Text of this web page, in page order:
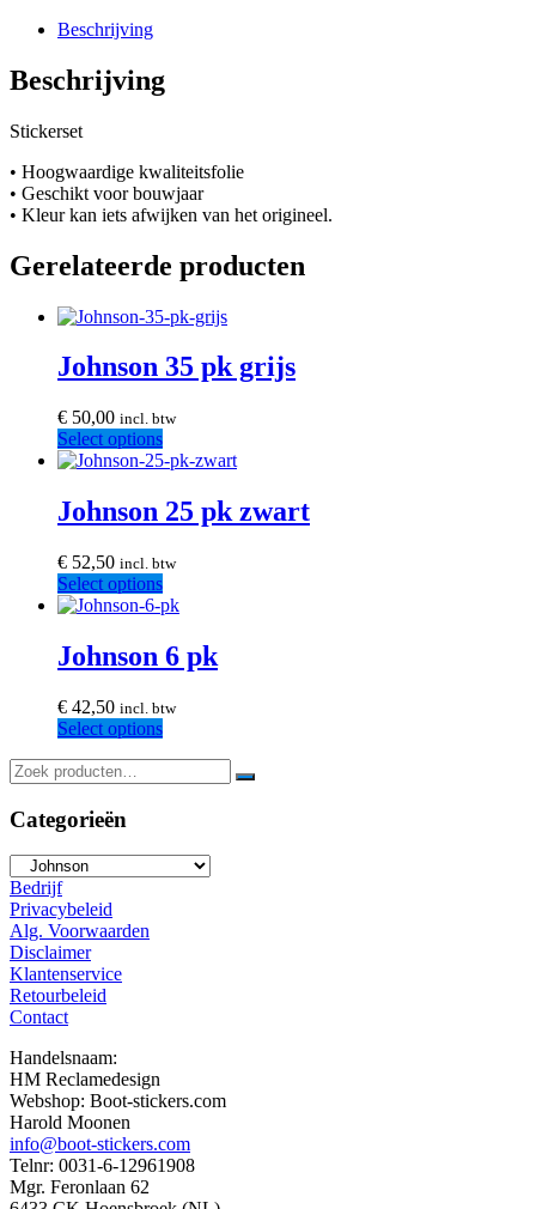
Beschrijving
Beschrijving
Stickerset
• Hoogwaardige kwaliteitsfolie
• Geschikt voor bouwjaar
• Kleur kan iets afwijken van het origineel.
Gerelateerde producten
Johnson 35 pk grijs
€ 50,00 incl. btw
Select options
Johnson 25 pk zwart
€ 52,50 incl. btw
Select options
Johnson 6 pk
€ 42,50 incl. btw
Select options
Categorieën
Bedrijf
Privacybeleid
Alg. Voorwaarden
Disclaimer
Klantenservice
Retourbeleid
Contact
Handelsnaam:
HM Reclamedesign
Webshop: Boot-stickers.com
Harold Moonen
info@boot-stickers.com
Telnr: 0031-6-12961908
Mgr. Feronlaan 62